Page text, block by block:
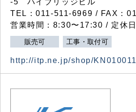
-5 ハイブリッジビル
TEL：011-511-6969 / FAX：
営業時間：8:30〜17:30 / 定休
販売可 工事・取付可
http://itp.ne.jp/shop/